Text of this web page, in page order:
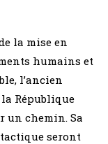
la mise en
humains et
l’ancien
République
un chemin. Sa
seront